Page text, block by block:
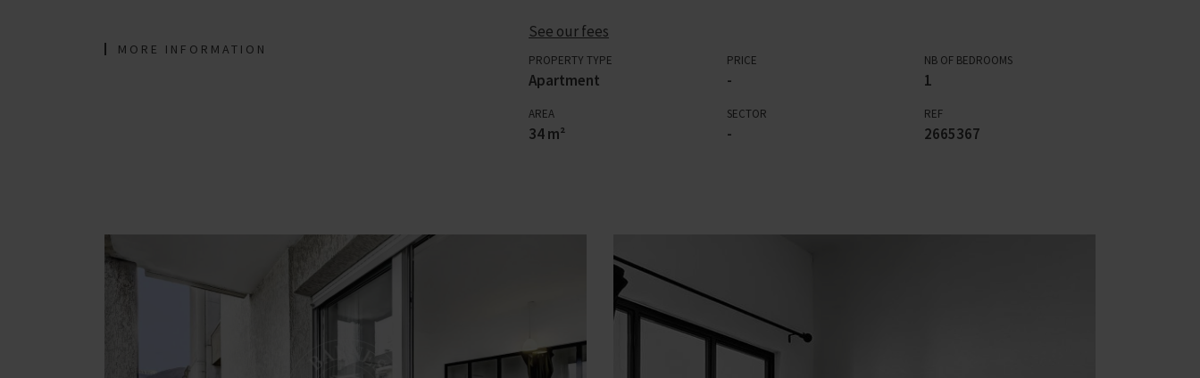
MORE INFORMATION
See our fees
PROPERTY TYPE
Apartment
PRICE
-
NB OF BEDROOMS
1
AREA
34 m²
SECTOR
-
REF
2665367